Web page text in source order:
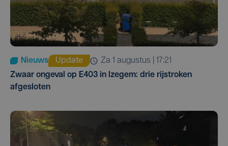
Nieuws Update
za 1 augustus | 17:21
Zwaar ongeval op E403 in Izegem: drie rijstroken
afgesloten